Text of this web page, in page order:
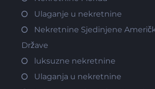
Ulaganje u nekretnine
Nekretnine Sjedinjene
Države
luksuzne nekretnine
Ulaganja u nekretnine